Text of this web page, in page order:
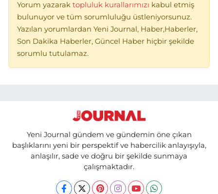
Yorum yazarak topluluk kurallarımızı kabul etmiş
bulunuyor ve tüm sorumluluğu üstleniyorsunuz.
Yazılan yorumlardan Yeni Journal, Haber,Haberler,
Son Dakika Haberler, Güncel Haber hiçbir şekilde
sorumlu tutulamaz.
Yeni Journal gündem ve gündemin öne çıkan
başlıklarını yeni bir perspektif ve habercilik anlayışıyla,
anlaşılır, sade ve doğru bir şekilde sunmaya
çalışmaktadır.